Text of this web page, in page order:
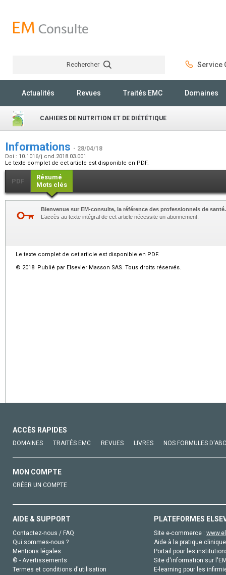
Rechercher Service
Actualités Revues Traités EMC Domaines
CAHIERS DE NUTRITION ET DE DIÉTÉTIQUE
Informations - 28/04/18
Doi : 10.1016/j.cnd.2018.03.001
Le texte complet de cet article est disponible en PDF.
PDF
Résumé
Mots clés
Bienvenue sur EM-consulte, la référence des professionnels de santé.
L’accès au texte intégral de cet article nécessite un abonnement.
Le texte complet de cet article est disponible en PDF.
© 2018 Publié par Elsevier Masson SAS. Tous droits réservés.
ACCÈS RAPIDES
DOMAINES TRAITÉS EMC REVUES LIVRES NOS FORMULES
MON COMPTE
CRÉER UN COMPTE
AIDE & SUPPORT
Contactez-nous / FAQ
Qui sommes-nous ?
Mentions légales
© - Avertissements
Termes et conditions d'utilisation
PLATEFORMES
Site e-commerce :
Aide à la pratique
Portail pour les
Site d'information sur
E-learning pour les